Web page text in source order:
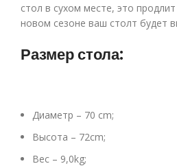
стол в сухом месте, это
новом сезоне ваш столт будет
Размер стола:
Диаметр – 70 cm;
Высота – 72cm;
Вес – 9,0kg;